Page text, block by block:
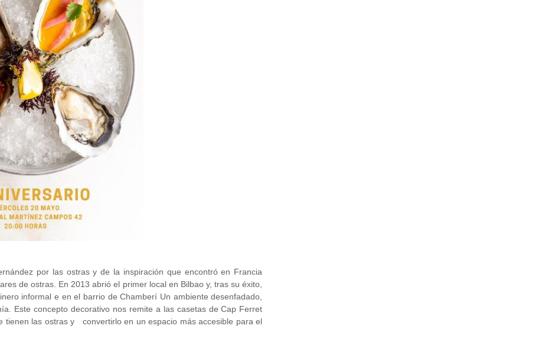
por las ostras y de la inspiración que encontró en Francia
de ostras. En 2013 abrió el primer local en Bilbao y, tras su éxito,
informal e en el barrio de Chamberí Un ambiente desenfadado,
Este concepto decorativo nos remite a las casetas de Cap Ferret
tienen las ostras y convertirlo en un espacio más accesible para el